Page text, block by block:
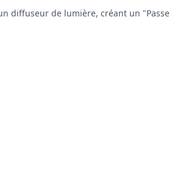
diffuseur de lumière, créant un "Passe